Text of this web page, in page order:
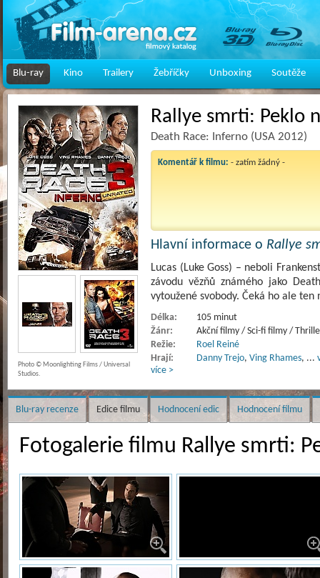
Blu-ray Kino Trailery Žebříčky Unboxing Soutěže
Rallye smrti: Peklo
Death Race: Inferno (USA 2012)
Komentář k filmu: - zatím žádný -
Hlavní informace o Rallye
Lucas (Luke Goss) – neboli
závodu vězňů známého jako
vytoužené svobody. Čeká ho ale
Délka:
105 minut
Žánr:
Akční filmy / Sci-fi filmy /
Režie:
Roel Reiné
Hrají:
Danny Trejo, Ving Rhames, ...
více >
Photo © Moonlighting Films / Universal
Studios.
Blu-ray recenze Edice filmu Hodnocení edic Hodnocení filmu
Fotogalerie filmu Rallye smrti: